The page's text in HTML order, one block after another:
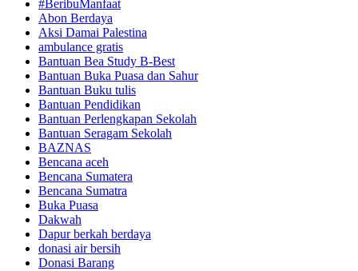
#BeribuManfaat
Abon Berdaya
Aksi Damai Palestina
ambulance gratis
Bantuan Bea Study B-Best
Bantuan Buka Puasa dan Sahur
Bantuan Buku tulis
Bantuan Pendidikan
Bantuan Perlengkapan Sekolah
Bantuan Seragam Sekolah
BAZNAS
Bencana aceh
Bencana Sumatera
Bencana Sumatra
Buka Puasa
Dakwah
Dapur berkah berdaya
donasi air bersih
Donasi Barang